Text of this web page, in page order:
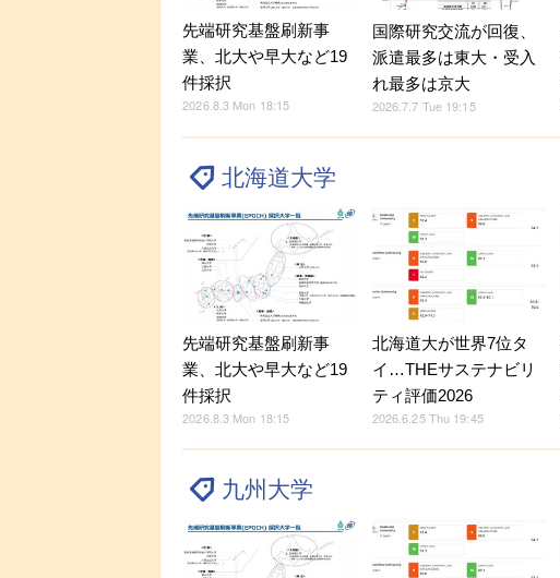
先端研究基盤刷新事
業、北大や早大など19
件採択
2026.8.3 Mon 18:15
国際研究交流が回復、
派遣最多は東大・受入
れ最多は京大
2026.7.7 Tue 19:15
北海道大学
先端研究基盤刷新事
業、北大や早大など19
件採択
2026.8.3 Mon 18:15
北海道大が世界7位タ
イ…THEサステナビリ
ティ評価2026
2026.6.25 Thu 19:45
九州大学